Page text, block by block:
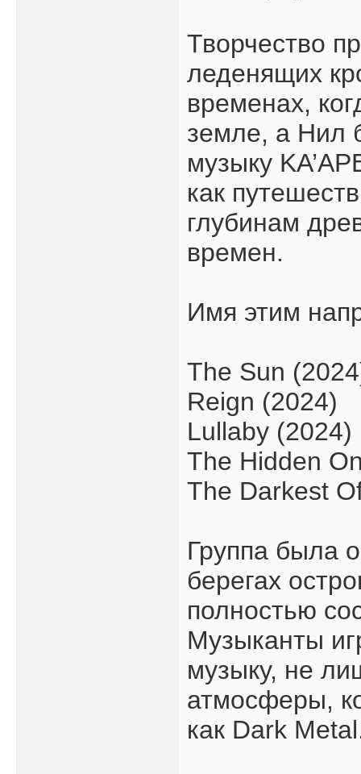
Творчество
леденящих
временах,
земле, а Нил
музыку
как
глубинам
времен.
Имя этим
The Sun
Reign (2024)
Lullaby (2024)
The Hidden
The Darkest
Группа была
берегах
полностью
Музыканты
музыку, не
атмосферы,
как Dark